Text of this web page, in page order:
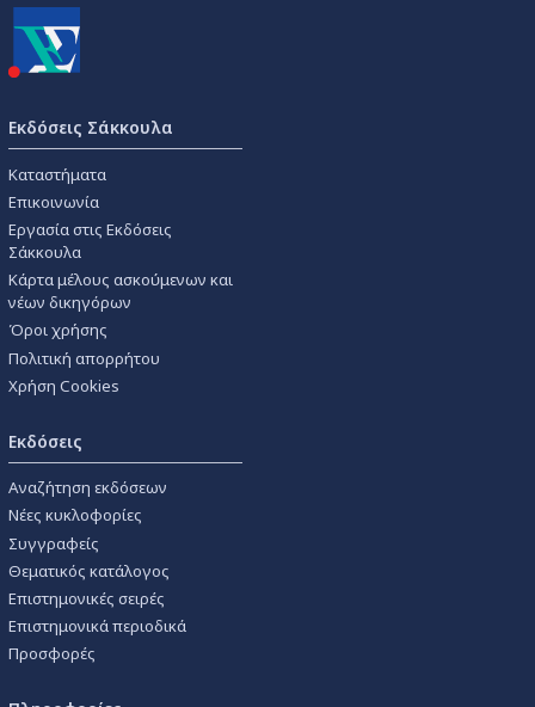
Εκδόσεις Σάκκουλα
Καταστήματα
Επικοινωνία
Εργασία στις Εκδόσεις
Σάκκουλα
Κάρτα μέλους ασκούμενων και
νέων δικηγόρων
Όροι χρήσης
Πολιτική απορρήτου
Χρήση Cookies
Εκδόσεις
Αναζήτηση εκδόσεων
Νέες κυκλοφορίες
Συγγραφείς
Θεματικός κατάλογος
Επιστημονικές σειρές
Επιστημονικά περιοδικά
Προσφορές